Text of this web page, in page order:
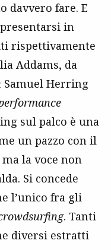
davvero fare. E
in
rispettivamente
Addams, da
Samuel Herring
sul palco è una
un pazzo con il
la voce non
Si concede
l’unico fra gli
. Tanti
diversi estratti